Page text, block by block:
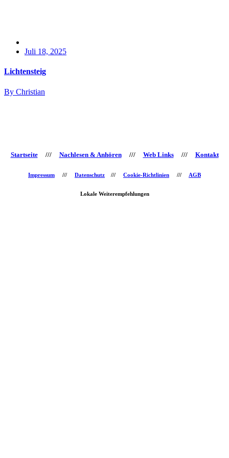
Juli 18, 2025
Lichtensteig
By Christian
Startseite/// Nachlesen & Anhören/// Web Links/// Kontakt
Impressum /// Datenschutz /// Cookie-Richtlinien /// AGB
Lokale Weiterempfehlungen